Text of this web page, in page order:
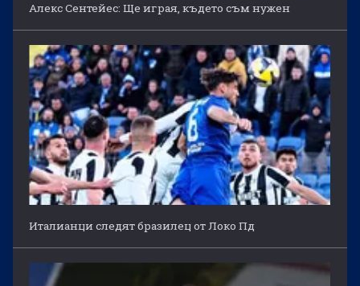
Алекс Сентейес: Ще играя, където съм нужен
Италианци следят бразилец от Локо Пд